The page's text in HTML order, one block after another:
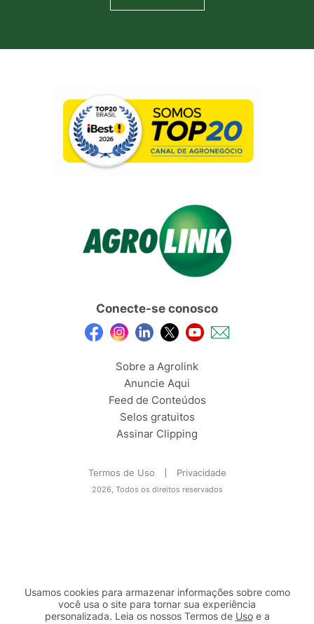
Conecte-se conosco
Sobre a Agrolink
Anuncie Aqui
Feed de Conteúdos
Selos gratuitos
Assinar Clipping
Termos de Uso Privacidade
2026, Todos os direitos reservados
Usamos cookies para armazenar informações sobre como
você usa o site para tornar sua experiência
personalizada. Leia os nossos Termos de Usoe a